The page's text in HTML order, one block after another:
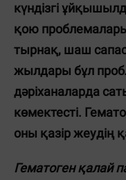
күндізгі
қою
тырнақ, шаш
жылдары бұл
дәріханаларда
көмектесті.
оны қазір жеудің
Гематоген қалай